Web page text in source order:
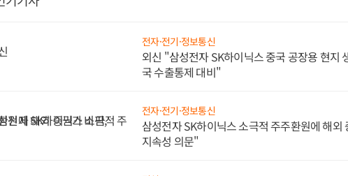
제개편안이 조세 형평성과 자산 불평등 해소 사이에서 최선의 결과를 유도할 수
면 한다.이를 통해 집값 안정까지 얻을 수 있다면 금상첨화다. 박창욱 건설&에
전자·전기·정보통신
외신 "삼성전자 SK하이닉스 중국 공장용 현지
국 수출통제 대비"
전자·전기·정보통신
삼성전자 SK하이닉스 소극적 주주환원에 해
지속성 의문"